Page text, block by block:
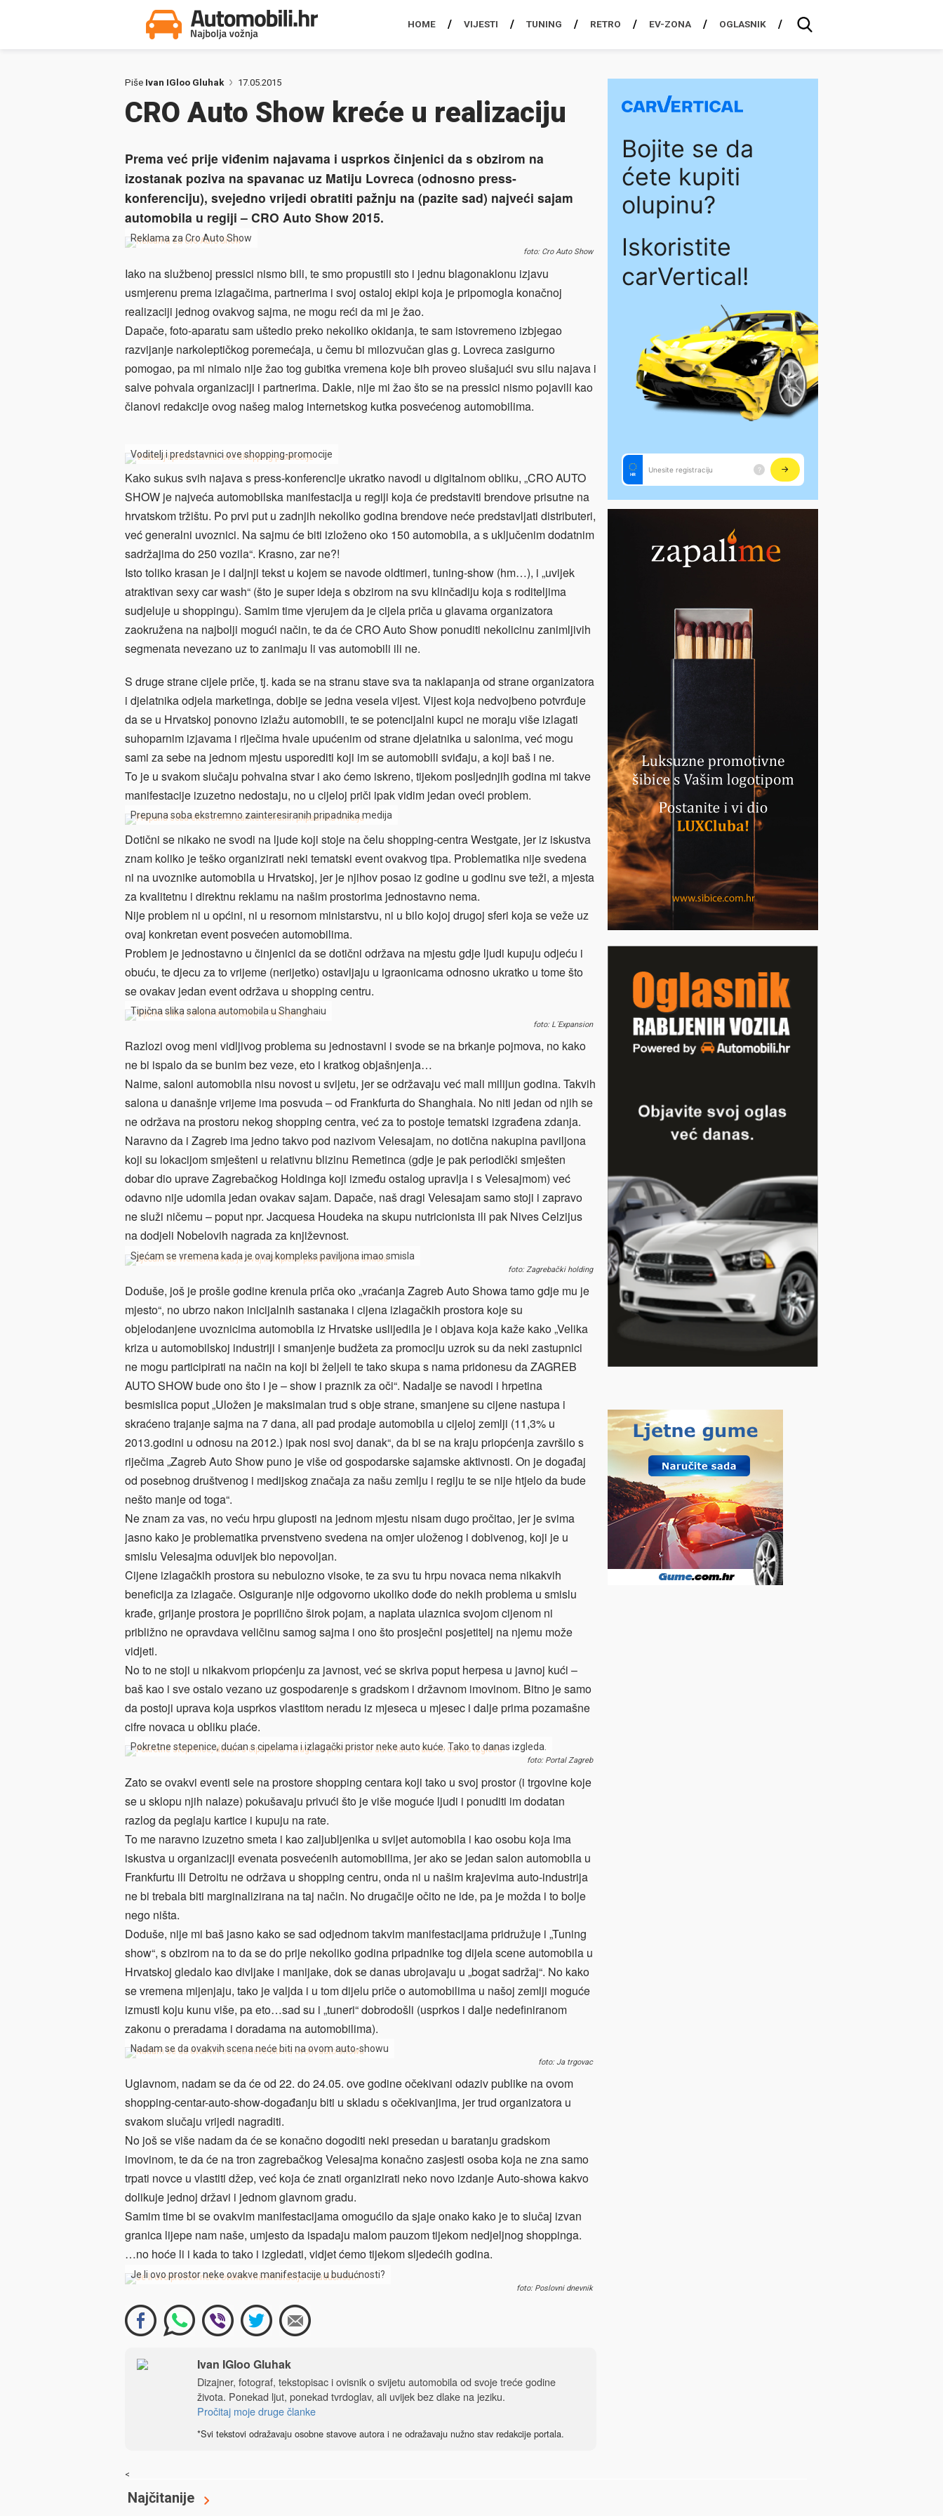
HOME VIJESTI TUNING RETRO EV-ZONA OGLASNIK
Piše Ivan IGloo Gluhak 17.05.2015
CRO Auto Show kreće u realizaciju
Prema već prije viđenim najavama i usprkos činjenici da s obzirom na
izostanak poziva na spavanac uz Matiju Lovreca (odnosno press-
konferenciju), svejedno vrijedi obratiti pažnju na (pazite sad) najveći sajam
automobila u regiji – CRO Auto Show 2015.
Reklama za Cro Auto Show
foto: Cro Auto Show
Iako na službenoj pressici nismo bili, te smo propustili sto i jednu blagonaklonu izjavu
usmjerenu prema izlagačima, partnerima i svoj ostaloj ekipi koja je pripomogla konačnoj
realizaciji jednog ovakvog sajma, ne mogu reći da mi je žao.
Dapače, foto-aparatu sam uštedio preko nekoliko okidanja, te sam istovremeno izbjegao
razvijanje narkoleptičkog poremećaja, u čemu bi milozvučan glas g. Lovreca zasigurno
pomogao, pa mi nimalo nije žao tog gubitka vremena koje bih proveo slušajući svu silu najava i
salve pohvala organizaciji i partnerima. Dakle, nije mi žao što se na pressici nismo pojavili kao
članovi redakcije ovog našeg malog internetskog kutka posvećenog automobilima.
Voditelj i predstavnici ove shopping-promocije
Kako sukus svih najava s press-konferencije ukratko navodi u digitalnom obliku, „CRO AUTO
SHOW je najveća automobilska manifestacija u regiji koja će predstaviti brendove prisutne na
hrvatskom tržištu. Po prvi put u zadnjih nekoliko godina brendove neće predstavljati distributeri,
već generalni uvoznici. Na sajmu će biti izloženo oko 150 automobila, a s uključenim dodatnim
sadržajima do 250 vozila“. Krasno, zar ne?!
Isto toliko krasan je i daljnji tekst u kojem se navode oldtimeri, tuning-show (hm…), i „uvijek
atraktivan sexy car wash“ (što je super ideja s obzirom na svu klinčadiju koja s roditeljima
sudjeluje u shoppingu). Samim time vjerujem da je cijela priča u glavama organizatora
zaokružena na najbolji mogući način, te da će CRO Auto Show ponuditi nekolicinu zanimljivih
segmenata nevezano uz to zanimaju li vas automobili ili ne.
S druge strane cijele priče, tj. kada se na stranu stave sva ta naklapanja od strane organizatora
i djelatnika odjela marketinga, dobije se jedna vesela vijest. Vijest koja nedvojbeno potvrđuje
da se u Hrvatskoj ponovno izlažu automobili, te se potencijalni kupci ne moraju više izlagati
suhoparnim izjavama i riječima hvale upućenim od strane djelatnika u salonima, već mogu
sami za sebe na jednom mjestu usporediti koji im se automobili sviđaju, a koji baš i ne.
To je u svakom slučaju pohvalna stvar i ako ćemo iskreno, tijekom posljednjih godina mi takve
manifestacije izuzetno nedostaju, no u cijeloj priči ipak vidim jedan oveći problem.
Prepuna soba ekstremno zainteresiranih pripadnika medija
Dotični se nikako ne svodi na ljude koji stoje na čelu shopping-centra Westgate, jer iz iskustva
znam koliko je teško organizirati neki tematski event ovakvog tipa. Problematika nije svedena
ni na uvoznike automobila u Hrvatskoj, jer je njihov posao iz godine u godinu sve teži, a mjesta
za kvalitetnu i direktnu reklamu na našim prostorima jednostavno nema.
Nije problem ni u općini, ni u resornom ministarstvu, ni u bilo kojoj drugoj sferi koja se veže uz
ovaj konkretan event posvećen automobilima.
Problem je jednostavno u činjenici da se dotični održava na mjestu gdje ljudi kupuju odjeću i
obuću, te djecu za to vrijeme (nerijetko) ostavljaju u igraonicama odnosno ukratko u tome što
se ovakav jedan event održava u shopping centru.
Tipična slika salona automobila u Shanghaiu
foto: L´Expansion
Razlozi ovog meni vidljivog problema su jednostavni i svode se na brkanje pojmova, no kako
ne bi ispalo da se bunim bez veze, eto i kratkog objašnjenja…
Naime, saloni automobila nisu novost u svijetu, jer se održavaju već mali milijun godina. Takvih
salona u današnje vrijeme ima posvuda – od Frankfurta do Shanghaia. No niti jedan od njih se
ne održava na prostoru nekog shopping centra, već za to postoje tematski izgrađena zdanja.
Naravno da i Zagreb ima jedno takvo pod nazivom Velesajam, no dotična nakupina paviljona
koji su lokacijom smješteni u relativnu blizinu Remetinca (gdje je pak periodički smješten
dobar dio uprave Zagrebačkog Holdinga koji između ostalog upravlja i s Velesajmom) već
odavno nije udomila jedan ovakav sajam. Dapače, naš dragi Velesajam samo stoji i zapravo
ne služi ničemu – poput npr. Jacquesa Houdeka na skupu nutricionista ili pak Nives Celzijus
na dodjeli Nobelovih nagrada za književnost.
Sjećam se vremena kada je ovaj kompleks paviljona imao smisla
foto: Zagrebački holding
Doduše, još je prošle godine krenula priča oko „vraćanja Zagreb Auto Showa tamo gdje mu je
mjesto“, no ubrzo nakon inicijalnih sastanaka i cijena izlagačkih prostora koje su
objelodanjene uvoznicima automobila iz Hrvatske uslijedila je i objava koja kaže kako „Velika
kriza u automobilskoj industriji i smanjenje budžeta za promociju uzrok su da neki zastupnici
ne mogu participirati na način na koji bi željeli te tako skupa s nama pridonesu da ZAGREB
AUTO SHOW bude ono što i je – show i praznik za oči“. Nadalje se navodi i hrpetina
besmislica poput „Uložen je maksimalan trud s obje strane, smanjene su cijene nastupa i
skraćeno trajanje sajma na 7 dana, ali pad prodaje automobila u cijeloj zemlji (11,3% u
2013.godini u odnosu na 2012.) ipak nosi svoj danak“, da bi se na kraju priopćenja završilo s
riječima „Zagreb Auto Show puno je više od gospodarske sajamske aktivnosti. On je događaj
od posebnog društvenog i medijskog značaja za našu zemlju i regiju te se nije htjelo da bude
nešto manje od toga“.
Ne znam za vas, no veću hrpu gluposti na jednom mjestu nisam dugo pročitao, jer je svima
jasno kako je problematika prvenstveno svedena na omjer uloženog i dobivenog, koji je u
smislu Velesajma oduvijek bio nepovoljan.
Cijene izlagačkih prostora su nebulozno visoke, te za svu tu hrpu novaca nema nikakvih
beneficija za izlagače. Osiguranje nije odgovorno ukoliko dođe do nekih problema u smislu
krađe, grijanje prostora je poprilično širok pojam, a naplata ulaznica svojom cijenom ni
približno ne opravdava veličinu samog sajma i ono što prosječni posjetitelj na njemu može
vidjeti.
No to ne stoji u nikakvom priopćenju za javnost, već se skriva poput herpesa u javnoj kući –
baš kao i sve ostalo vezano uz gospodarenje s gradskom i državnom imovinom. Bitno je samo
da postoji uprava koja usprkos vlastitom neradu iz mjeseca u mjesec i dalje prima pozamašne
cifre novaca u obliku plaće.
Pokretne stepenice, dućan s cipelama i izlagački pristor neke auto kuće. Tako to danas izgleda.
foto: Portal Zagreb
Zato se ovakvi eventi sele na prostore shopping centara koji tako u svoj prostor (i trgovine koje
se u sklopu njih nalaze) pokušavaju privući što je više moguće ljudi i ponuditi im dodatan
razlog da peglaju kartice i kupuju na rate.
To me naravno izuzetno smeta i kao zaljubljenika u svijet automobila i kao osobu koja ima
iskustva u organizaciji evenata posvećenih automobilima, jer ako se jedan salon automobila u
Frankfurtu ili Detroitu ne održava u shopping centru, onda ni u našim krajevima auto-industrija
ne bi trebala biti marginalizirana na taj način. No drugačije očito ne ide, pa je možda i to bolje
nego ništa.
Doduše, nije mi baš jasno kako se sad odjednom takvim manifestacijama pridružuje i „Tuning
show“, s obzirom na to da se do prije nekoliko godina pripadnike tog dijela scene automobila u
Hrvatskoj gledalo kao divljake i manijake, dok se danas ubrojavaju u „bogat sadržaj“. No kako
se vremena mijenjaju, tako je valjda i u tom dijelu priče o automobilima u našoj zemlji moguće
izmusti koju kunu više, pa eto…sad su i „tuneri“ dobrodošli (usprkos i dalje nedefiniranom
zakonu o preradama i doradama na automobilima).
Nadam se da ovakvih scena neće biti na ovom auto-showu
foto: Ja trgovac
Uglavnom, nadam se da će od 22. do 24.05. ove godine očekivani odaziv publike na ovom
shopping-centar-auto-show-događanju biti u skladu s očekivanjima, jer trud organizatora u
svakom slučaju vrijedi nagraditi.
No još se više nadam da će se konačno dogoditi neki presedan u baratanju gradskom
imovinom, te da će na tron zagrebačkog Velesajma konačno zasjesti osoba koja ne zna samo
trpati novce u vlastiti džep, već koja će znati organizirati neko novo izdanje Auto-showa kakvo
dolikuje jednoj državi i jednom glavnom gradu.
Samim time bi se ovakvim manifestacijama omogućilo da sjaje onako kako je to slučaj izvan
granica lijepe nam naše, umjesto da ispadaju malom pauzom tijekom nedjeljnog shoppinga.
…no hoće li i kada to tako i izgledati, vidjet ćemo tijekom sljedećih godina.
Je li ovo prostor neke ovakve manifestacije u budućnosti?
foto: Poslovni dnevnik
Ivan IGloo Gluhak
Dizajner, fotograf, tekstopisac i ovisnik o svijetu automobila od svoje treće godine
života. Ponekad ljut, ponekad tvrdoglav, ali uvijek bez dlake na jeziku.
Pročitaj moje druge članke
*Svi tekstovi odražavaju osobne stavove autora i ne odražavaju nužno stav redakcije portala.
<
Najčitanije